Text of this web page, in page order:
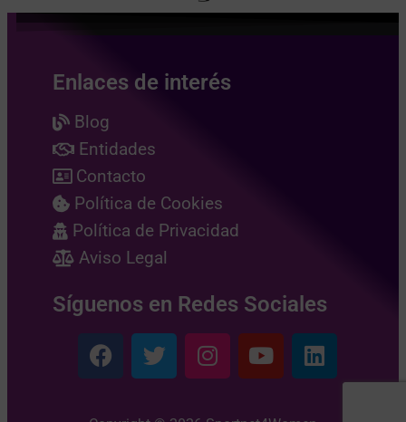
Enlaces de interés
Blog
Entidades
Contacto
Política de Cookies
Política de Privacidad
Aviso Legal
Síguenos en Redes Sociales